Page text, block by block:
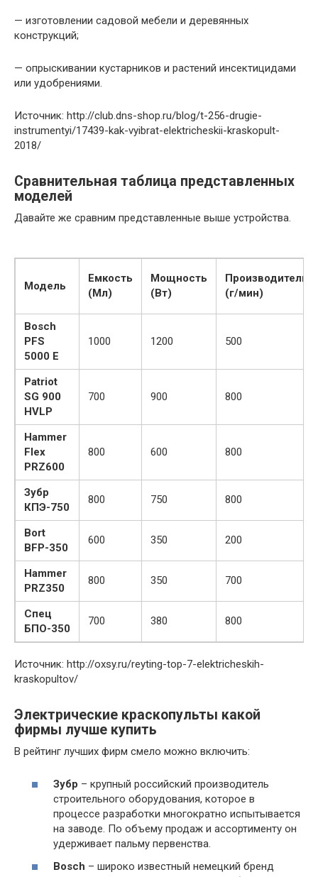
— изготовлении садовой мебели и деревянных
конструкций;
— опрыскивании кустарников и растений инсектицидами
или удобрениями.
Источник: http://club.dns-shop.ru/blog/t-256-drugie-
instrumentyi/17439-kak-vyibrat-elektricheskii-kraskopult-
2018/
Сравнительная таблица представленных
моделей
Давайте же сравним представленные выше устройства.
Модель
Емкость
(Мл)
Мощность
(Вт)
(г/мин)
Bosch
PFS
5000 Е
1000 1200 500
Patriot
SG 900
HVLP
700 900 800
Hammer
Flex
PRZ600
800 600 800
Зубр
КПЭ-750
800 750 800
Bort
BFP-350
600 350 200
Hammer
PRZ350
800 350 700
Спец
БПО-350
700 380 800
Источник: http://oxsy.ru/reyting-top-7-elektricheskih-
kraskopultov/
Электрические краскопульты какой
фирмы лучше купить
В рейтинг лучших фирм смело можно включить:
Зубр – крупный российский производитель
строительного оборудования, которое в
процессе разработки многократно испытывается
на заводе. По объему продаж и ассортименту он
удерживает пальму первенства.
Bosch – широко известный немецкий бренд